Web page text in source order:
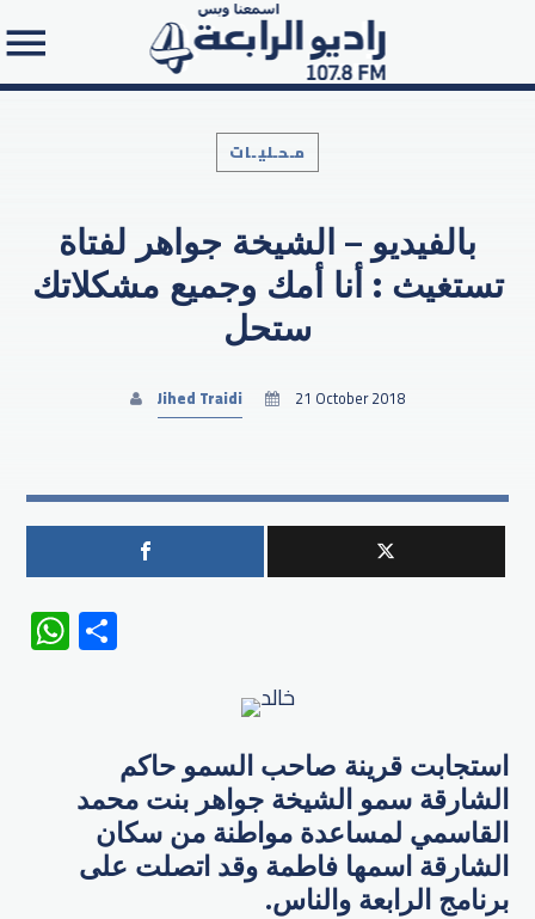
Search in the website:
مـحـليـات
بالفيديو – الشيخة جواهر لفتاة
تستغيث : أنا أمك وجميع مشكلاتك
ستحل
Jihed Traidi 21 October 2018
WhatsApp
استجابت قرينة صاحب السمو حاكم
الشارقة سمو الشيخة جواهر بنت محمد
القاسمي لمساعدة مواطنة من سكان
الشارقة اسمها فاطمة وقد اتصلت على
برنامج الرابعة والناس.